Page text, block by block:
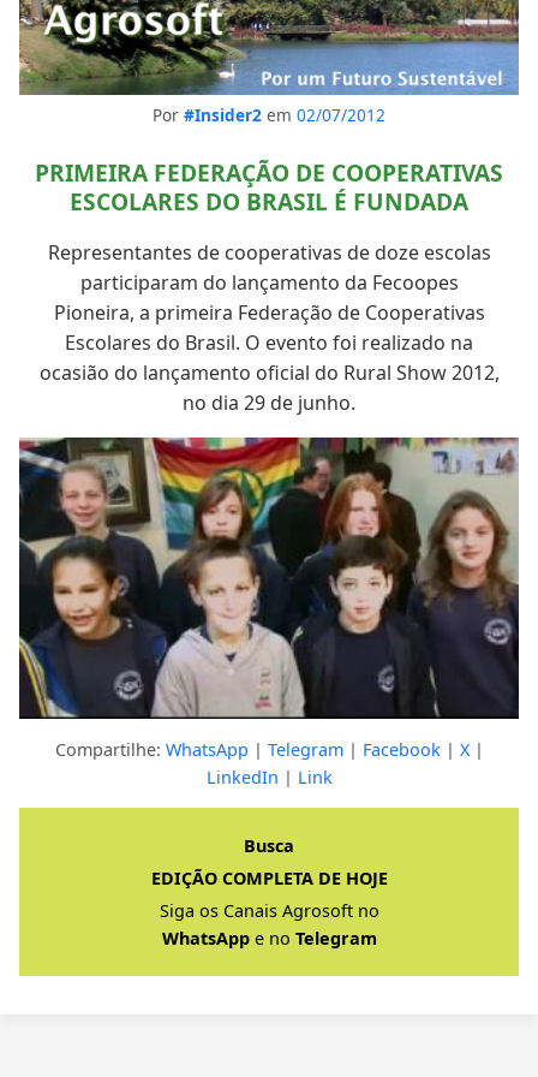
Por #Insider2 em 02/07/2012
PRIMEIRA FEDERAÇÃO DE COOPERATIVAS
ESCOLARES DO BRASIL É FUNDADA
Representantes de cooperativas de doze escolas
participaram do lançamento da Fecoopes
Pioneira, a primeira Federação de Cooperativas
Escolares do Brasil. O evento foi realizado na
ocasião do lançamento oficial do Rural Show 2012,
no dia 29 de junho.
Clique para ver a resposta completa
Compartilhe: WhatsApp | Telegram| Facebook | X|
LinkedIn | Link
Busca
EDIÇÃO COMPLETA DE HOJE
Siga os Canais Agrosoft no
WhatsAppe no Telegram